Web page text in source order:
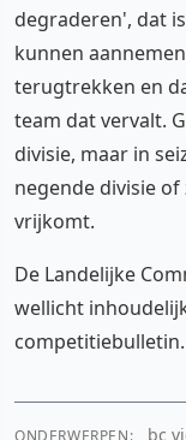
degraderen', dat
kunnen
terugtrekken en
team dat vervalt.
divisie, maar in
negende divisie
vrijkomt.
De Landelijke
wellicht
ONDERWERPEN: bc